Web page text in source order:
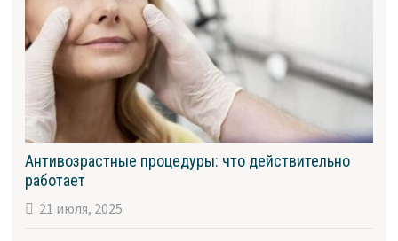
Антивозрастные процедуры: что действительно
работает
21 июля, 2025